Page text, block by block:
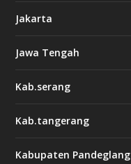
Jakarta
Jawa Tengah
Kab.serang
Kab.tangerang
Kabupaten Pandeglang